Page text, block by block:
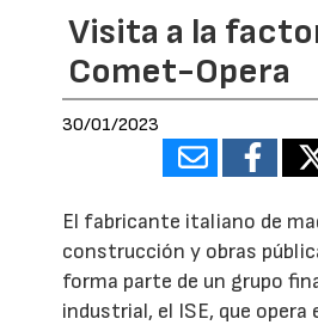
Visita a la
Comet-Opera
30/01/2023
El fabricante italiano de
construcción y obras
forma parte de un grupo
industrial, el ISE, que opera